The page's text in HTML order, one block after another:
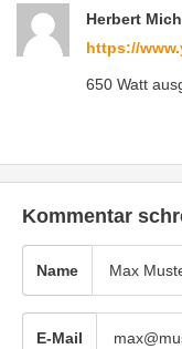
Herbert
https://
650 Watt
Kommentar
Name
E-Mail